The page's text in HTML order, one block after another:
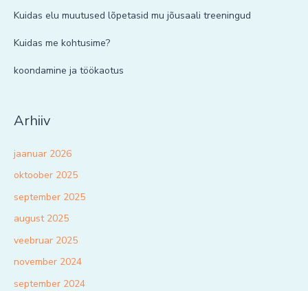
Kuidas elu muutused lõpetasid mu jõusaali treeningud
Kuidas me kohtusime?
koondamine ja töökaotus
Arhiiv
jaanuar 2026
oktoober 2025
september 2025
august 2025
veebruar 2025
november 2024
september 2024